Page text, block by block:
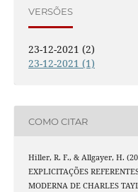
VERSÕES
23-12-2021 (2)
23-12-2021 (1)
COMO CITAR
Hiller, R. F., & Allgayer, H.
EXPLICITAÇÕES
MODERNA DE CHARLES